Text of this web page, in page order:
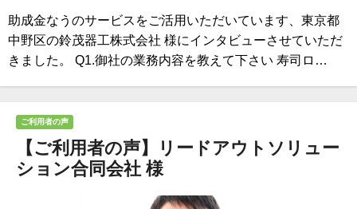
助成金なうのサービスをご活用いただいています、東京都
中野区の鈴茂器工株式会社 様にインタビューさせていただ
きました。 Q1.御社の業務内容を教えて下さい 寿司ロ…
ご利用者の声
【ご利用者の声】リードアウトソリュー
ション合同会社 様